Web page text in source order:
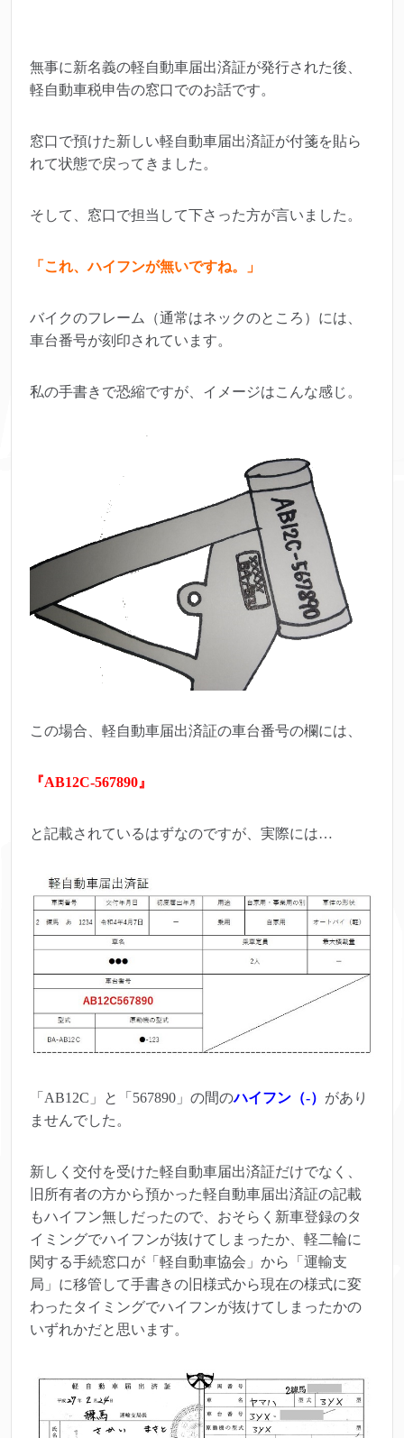
明書政府による「...
無事に新名義の軽自動車届出済証が発行された後、
軽自動車税申告の窓口でのお話です。
窓口で預けた新しい軽自動車届出済証が付箋を貼ら
れて状態で戻ってきました。
そして、窓口で担当して下さった方が言いました。
「これ、ハイフンが無いですね。」
バイクのフレーム（通常はネックのところ）には、
車台番号が刻印されています。
私の手書きで恐縮ですが、イメージはこんな感じ。
この場合、軽自動車届出済証の車台番号の欄には、
『AB12C-567890』
と記載されているはずなのですが、実際には…
「AB12C」と「567890」の間のハイフン（‐） があり
ませんでした。
新しく交付を受けた軽自動車届出済証だけでなく、
旧所有者の方から預かった軽自動車届出済証の記載
もハイフン無しだったので、おそらく新車登録のタ
イミングでハイフンが抜けてしまったか、軽二輪に
関する手続窓口が「軽自動車協会」から「運輸支
局」に移管して手書きの旧様式から現在の様式に変
わったタイミングでハイフンが抜けてしまったかの
いずれかだと思います。